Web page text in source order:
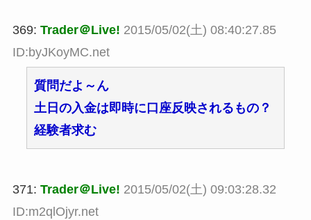
369: Trader＠Live! 2015/05/02(土) 08:40:27.85
ID:byJKoyMC.net
質問だよ～ん
土日の入金は即時に口座反映されるもの？
経験者求む
371: Trader＠Live! 2015/05/02(土) 09:03:28.32
ID:m2qlOjyr.net